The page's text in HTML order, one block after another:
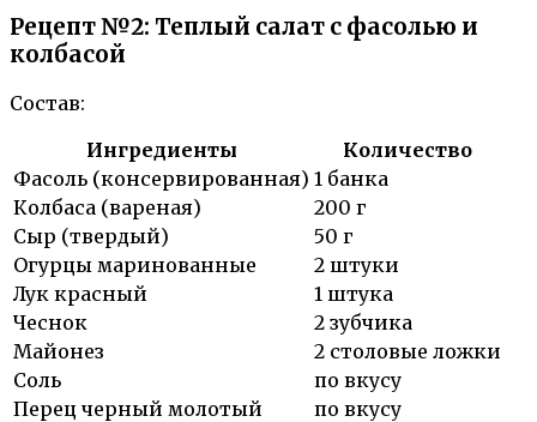
Рецепт №2: Теплый салат с фасолью и
колбасой
Состав:
Ингредиенты
Количество
Фасоль (консервированная) 1 банка
Колбаса (вареная)
200 г
Сыр (твердый)
50 г
Огурцы маринованные
2 штуки
Лук красный
1 штука
Чеснок
2 зубчика
Майонез
2 столовые ложки
Соль
по вкусу
Перец черный молотый
по вкусу